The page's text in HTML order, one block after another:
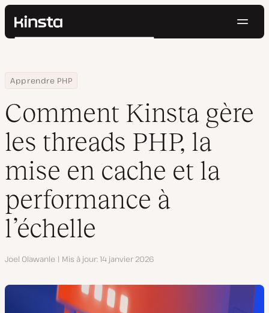
Kinsta®
Prix
Contact
Rechercher
Home
Centre de ressources
Blog
Apprendre PHP
Comment Kinsta gère les threads PHP, la mise en cache et la
Comment Kinsta gère
les threads PHP, la
mise en cache et la
performance à
l’échelle
Auteur
Joel Olawanle Mis à jour 14 janvier 2026